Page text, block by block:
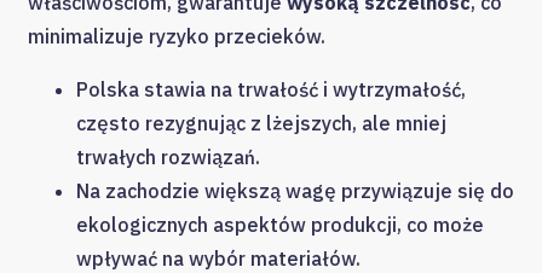
minimalizuje ryzyko przecieków.
Polska stawia na trwałość i wytrzymałość,
często rezygnując z lżejszych, ale mniej
trwałych rozwiązań.
Na zachodzie większą wagę przywiązuje się do
ekologicznych aspektów produkcji, co może
wpływać na wybór materiałów.